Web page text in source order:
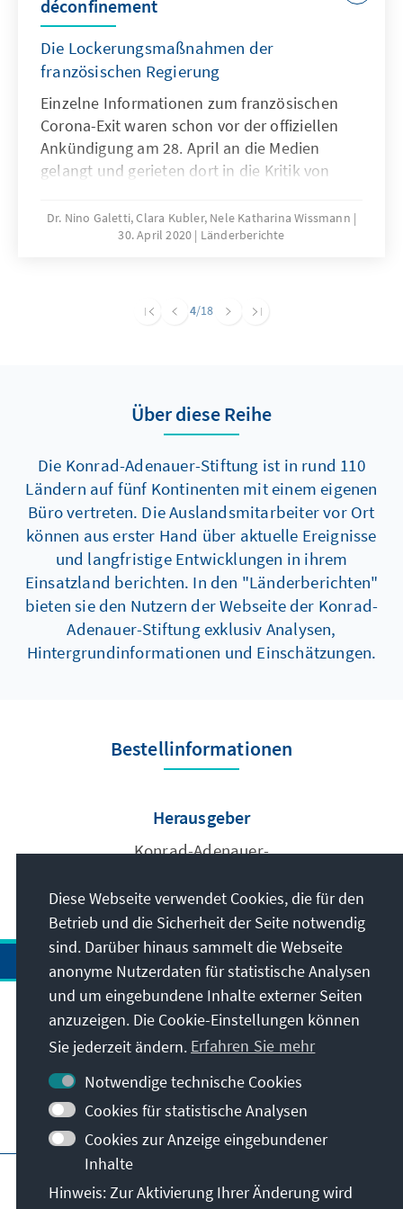
déconfinement
Die Lockerungsmaßnahmen der
französischen Regierung
Einzelne Informationen zum französischen
Corona-Exit waren schon vor der offiziellen
Ankündigung am 28. April an die Medien
gelangt und gerieten dort in die Kritik von
zentralistische Führungsstil Frankreichs
zunehmend auf Unverständnis.
Dr. Nino Galetti, Clara Kubler, Nele Katharina Wissmann
30. April 2020
Länderberichte
4/18
Über diese Reihe
Die Konrad-Adenauer-Stiftung ist in rund 110
Ländern auf fünf Kontinenten mit einem eigenen
Büro vertreten. Die Auslandsmitarbeiter vor Ort
können aus erster Hand über aktuelle Ereignisse
und langfristige Entwicklungen in ihrem
Einsatzland berichten. In den "Länderberichten"
bieten sie den Nutzern der Webseite der Konrad-
Adenauer-Stiftung exklusiv Analysen,
Hintergrundinformationen und Einschätzungen.
Bestellinformationen
Herausgeber
Konrad-Adenauer-
Anschrift
Kontakt
Besuchen Sie auch
Hauptseite der KAS
Nutzungsbedingungen
Diese Webseite verwendet Cookies, die für den
Betrieb und die Sicherheit der Seite notwendig
sind. Darüber hinaus sammelt die Webseite
anonyme Nutzerdaten für statistische Analysen
und um eingebundene Inhalte externer Seiten
anzuzeigen. Die Cookie-Einstellungen können
Sie jederzeit ändern. Erfahren Sie mehr
Notwendige technische Cookies
Cookies für statistische Analysen
Cookies zur Anzeige eingebundener
Inhalte
Hinweis: Zur Aktivierung Ihrer Änderung wird